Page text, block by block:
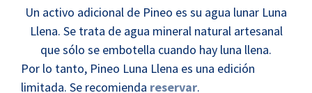
Un activo adicional de Pineo es su agua lunar Luna
Llena. Se trata de agua mineral natural artesanal
que sólo se embotella cuando hay luna llena.
Por lo tanto, Pineo Luna Llena es una edición
limitada. Se recomienda reservar.